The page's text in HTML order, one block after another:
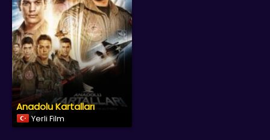
Anadolu Kartalları
Yerli Film